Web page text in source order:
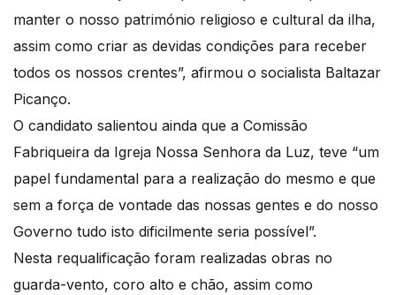
manter o nosso património religioso e cultural da ilha,
assim como criar as devidas condições para receber
todos os nossos crentes”, afirmou o socialista Baltazar
Picanço.
O candidato salientou ainda que a Comissão
Fabriqueira da Igreja Nossa Senhora da Luz, teve “um
papel fundamental para a realização do mesmo e que
sem a força de vontade das nossas gentes e do nosso
Governo tudo isto dificilmente seria possível”.
Nesta requalificação foram realizadas obras no
guarda-vento, coro alto e chão, assim como